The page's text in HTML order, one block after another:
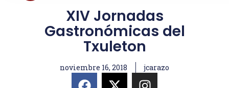
XIV Jornadas
Gastronómicas del
Txuleton
noviembre 16, 2018 jcarazo